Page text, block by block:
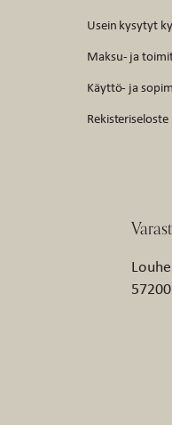
Usein kysytyt
Maksu- ja
Käyttö- ja
Rekisteriseloste